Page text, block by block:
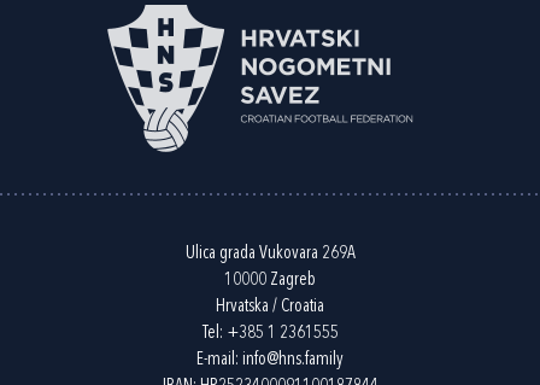
Ulica grada Vukovara 269A
10000 Zagreb
Hrvatska / Croatia
Tel: +385 1 2361555
E-mail: info@hns.family